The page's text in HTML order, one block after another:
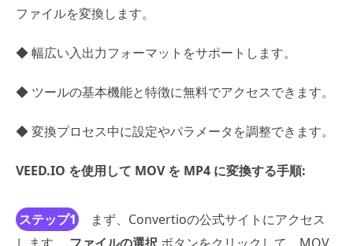
ファイルを変換します。
◆ 幅広い入出力フォーマットをサポートします。
◆ ツールの基本機能と特徴に無料でアクセスできます。
◆ 変換プロセス中に設定やパラメータを調整できます。
VEED.IO を使用して MOV を MP4 に変換する手順:
ステップ1
まず、Convertioの公式サイトにアクセス